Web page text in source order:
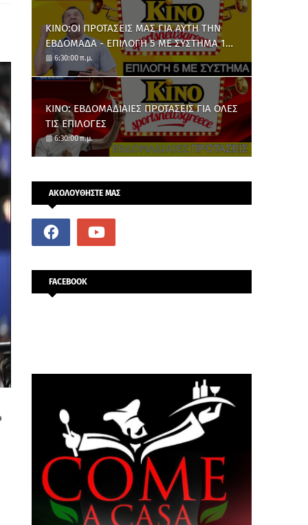
ΚΙΝΟ:ΟΙ ΠΡΟΤΑΣΕΙΣ ΜΑΣ ΓΙΑ ΑΥΤΗ ΤΗΝ
ΕΒΔΟΜΑΔΑ - ΕΠΙΛΟΓΗ 5 ΜΕ ΣΥΣΤΗΜΑ 10
ΑΡΙΘΜΩΝ
6:30:00 π.μ.
ΚΙΝΟ: ΕΒΔΟΜΑΔΙΑΙΕΣ ΠΡΟΤΑΣΕΙΣ ΓΙΑ ΟΛΕΣ
ΤΙΣ ΕΠΙΛΟΓΕΣ
6:30:00 π.μ.
ΑΚΟΛΟΥΘΗΣΤΕ ΜΑΣ
FACEBOOK